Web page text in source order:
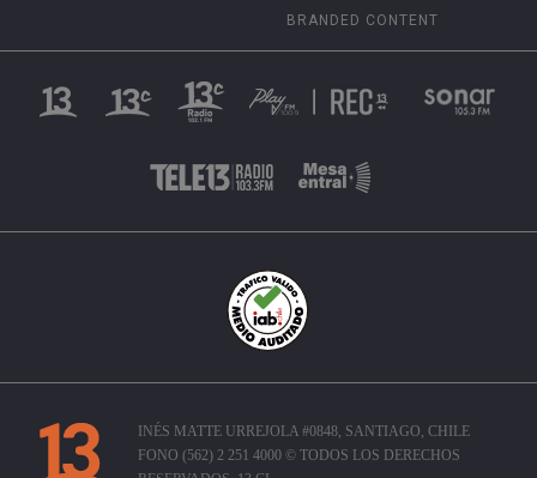
BRANDED CONTENT
INÉS MATTE URREJOLA #0848, SANTIAGO, CHILE
FONO (562) 2 251 4000 © TODOS LOS DERECHOS